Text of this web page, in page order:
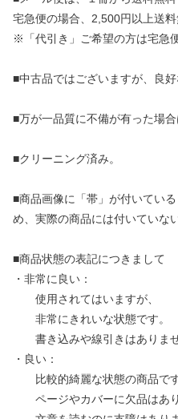
宅急便の場合、2,500円以上送料
※「代引き」ご希望の方は宅急
■中古品ではございますが、良好
■万が一品質に不備が有った場合
■クリーニング済み。
■商品画像に「帯」が付いてい
め、実際の商品には付いていな
■商品状態の表記につきまして
・非常に良い：
使用されてはいますが、
非常にきれいな状態です。
書き込みや線引きはありませ
・良い：
比較的綺麗な状態の商品です
ページやカバーに欠品はあり